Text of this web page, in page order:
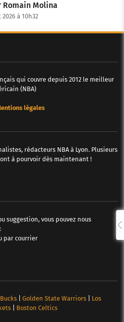
Molina
à 10h32
qui couvre depuis 2012 le meilleur
(NBA)
légales
rédacteurs NBA à Lyon. Plusieurs
à pourvoir dès maintenant !
suggestion, vous pouvez nous
par courrier
| Golden State Warriors| Los
| Boston Celtics